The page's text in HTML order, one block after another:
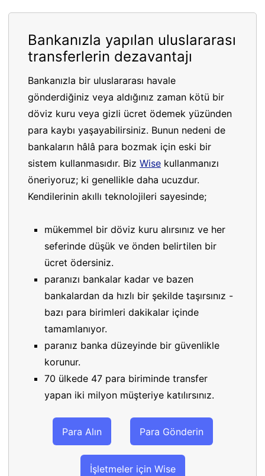
Bankanızla yapılan uluslararası
transferlerin dezavantajı
Bankanızla bir uluslararası havale
gönderdiğiniz veya aldığınız zaman kötü bir
döviz kuru veya gizli ücret ödemek yüzünden
para kaybı yaşayabilirsiniz. Bunun nedeni de
bankaların hâlâ para bozmak için eski bir
sistem kullanmasıdır. Biz Wise kullanmanızı
öneriyoruz; ki genellikle daha ucuzdur.
Kendilerinin akıllı teknolojileri sayesinde;
mükemmel bir döviz kuru alırsınız ve her
seferinde düşük ve önden belirtilen bir
ücret ödersiniz.
paranızı bankalar kadar ve bazen
bankalardan da hızlı bir şekilde taşırsınız -
bazı para birimleri dakikalar içinde
tamamlanıyor.
paranız banka düzeyinde bir güvenlikle
korunur.
70 ülkede 47 para biriminde transfer
yapan iki milyon müşteriye katılırsınız.
Para Alın Para Gönderin
İşletmeler için Wise